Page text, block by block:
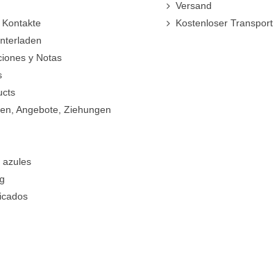
y Notas
Angebote, Ziehungen
azules
Versand
Kostenloser Transport